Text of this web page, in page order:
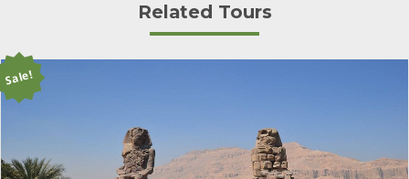
Related Tours
Sale!